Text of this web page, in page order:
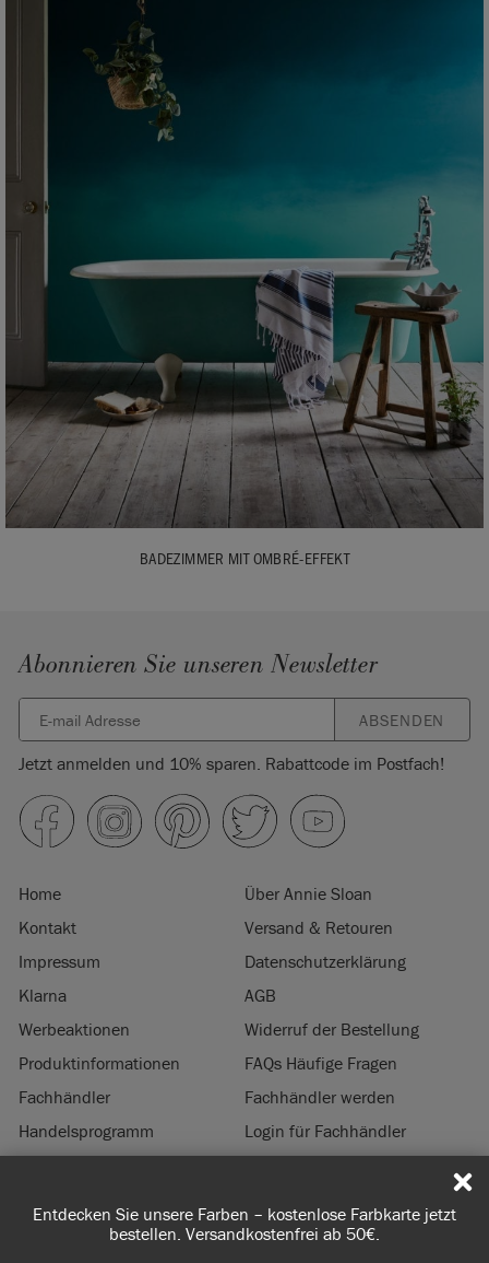
Entdecken Sie unsere Farben – kostenlose Farbkarte jetzt
bestellen. Versandkostenfrei ab 50€.
BADEZIMMER MIT OMBRÉ-EFFEKT
Abonnieren Sie unseren Newsletter
ABSENDEN
Jetzt anmelden und 10% sparen. Rabattcode im Postfach!
Home
Über Annie Sloan
Kontakt
Versand & Retouren
Impressum
Datenschutzerklärung
Klarna
AGB
Werbeaktionen
Widerruf der Bestellung
Produktinformationen
FAQs Häufige Fragen
Fachhändler
Fachhändler werden
Handelsprogramm
Login für Fachhändler
© 2026 ANNIE SLOAN INTERIORS LTD. ‘CHALK PAINT’ ist eine eingetragene
Marke von Annie Sloan Interiors Ltd. in US & CAN. ‘ANNIE SLOAN’ ist eine